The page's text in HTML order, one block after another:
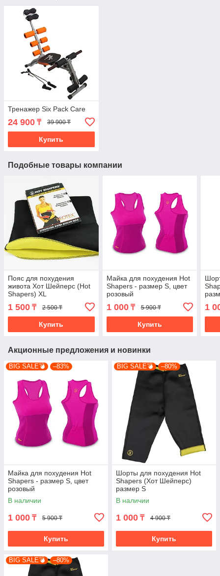
Тренажер Six Pack Care
24 900 ₸ 39 900 ₸
Купить
Подобные товары компании
Пояс для похудения
живота Хот Шейперс (Hot
Shapers) XL
1 500 ₸ 2 500 ₸
Купить
Майка для похудения Hot
Shapers - размер S, цвет
розовый
1 000₸ 5 900 ₸
Купить
1
Акционные предложения и новинки
BIG SALE💣 –83%
Майка для похудения Hot
Shapers - размер S, цвет
розовый
В наличии
1 000 ₸ 5 900 ₸
Купить
BIG SALE💣 –80%
Шорты для похудения Hot
Shapers (Хот Шейперс)
размер S
В наличии
1 000 ₸ 4 900 ₸
Купить
BIG SALE💣 –80%